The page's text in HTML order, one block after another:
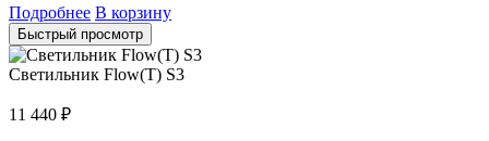
Подробнее В корзину
Быстрый просмотр
Светильник Flow(T) S3
11 440 ₽